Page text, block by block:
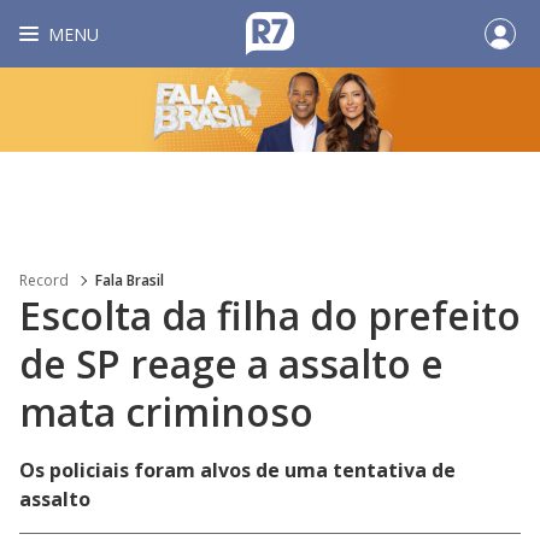
MENU
Record Fala Brasil
Escolta da filha do prefeito
de SP reage a assalto e
mata criminoso
Os policiais foram alvos de uma tentativa de
assalto